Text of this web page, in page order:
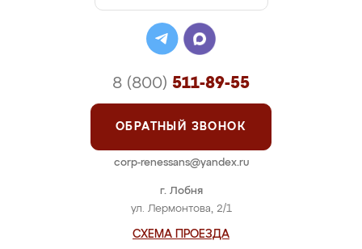
г. Лобня
ул. Лермонтова, 2/1
СХЕМА ПРОЕЗДА
8 (800) 511-89-55
ОБРАТНЫЙ ЗВОНОК
corp-renessans@yandex.ru